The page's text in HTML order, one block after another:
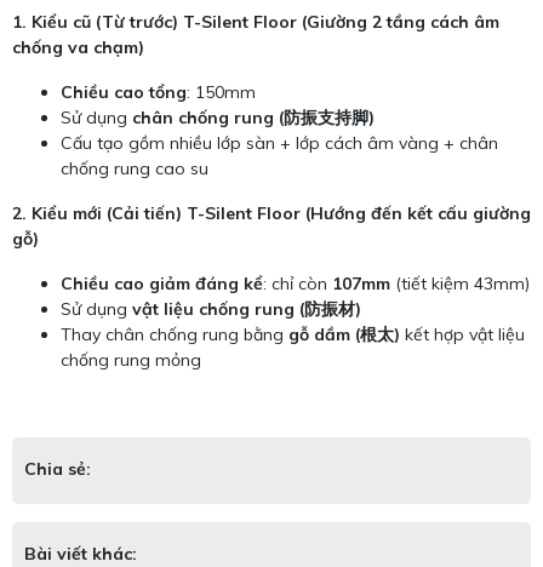
1. Kiểu cũ (Từ trước) T-Silent Floor (Giường 2 tầng cách âm
chống va chạm)
Chiều cao tổng: 150mm
Sử dụng chân chống rung (防振支持脚)
Cấu tạo gồm nhiều lớp sàn + lớp cách âm vàng + chân
chống rung cao su
2. Kiểu mới (Cải tiến) T-Silent Floor (Hướng đến kết cấu giường
gỗ)
Chiều cao giảm đáng kể: chỉ còn 107mm (tiết kiệm 43mm)
Sử dụng vật liệu chống rung (防振材)
Thay chân chống rung bằng gỗ dầm (根太) kết hợp vật liệu
chống rung mỏng
Chia sẻ:
Bài viết khác: